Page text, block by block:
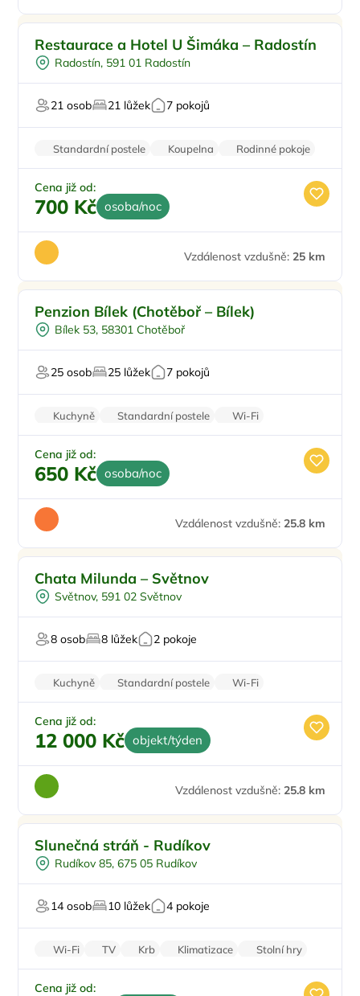
Půjčení kol
Pro skupiny
Pro svatby a oslavy
Restaurace a Hotel U Šimáka – Radostín
Radostín, 591 01 Radostín
21 osob 21 lůžek 7 pokojů
Standardní postele Koupelna
Rodinné pokoje
Zvířata povolena
Parkování zdarma
Cena již od:
700 Kč osoba/noc
Vzdálenost vzdušně: 25 km
Pro skupiny
Restaurace
Penzion Bílek (Chotěboř – Bílek)
Bílek 53, 58301 Chotěboř
25 osob 25 lůžek 7 pokojů
Kuchyně Standardní postele
Wi-Fi
Koupelna
Pračka
Cena již od:
650 Kč osoba/noc
Vzdálenost vzdušně: 25.8 km
U vody
Pro rybáře
Chata Milunda – Světnov
Světnov, 591 02 Světnov
8 osob 8 lůžek 2 pokoje
Kuchyně Standardní postele
Wi-Fi
Rodinné pokoje
Balkon/terasa
Cena již od:
12 000 Kč objekt/týden
Vzdálenost vzdušně: 25.8 km
Venkovní bazén
Vířivka
U lesa
Slunečná stráň - Rudíkov
Rudíkov 85, 675 05 Rudíkov
14 osob 10 lůžek 4 pokoje
Wi-Fi TV Krb Klimatizace Stolní hry
Cena již od: